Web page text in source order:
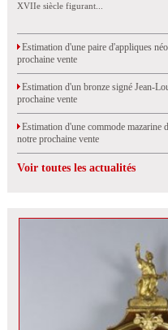
XVIIe siècle figurant...
Estimation d'une paire d'appliques
prochaine vente
Estimation d'un bronze signé Jean-
prochaine vente
Estimation d'une commode mazarine
notre prochaine vente
Voir toutes les actualités